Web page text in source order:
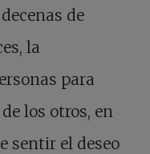
de
la
para
los otros, en
sentir el deseo